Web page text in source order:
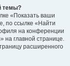
темы?
«Показать ваши
по ссылке «Найти
на конференции
главной странице.
расширенного